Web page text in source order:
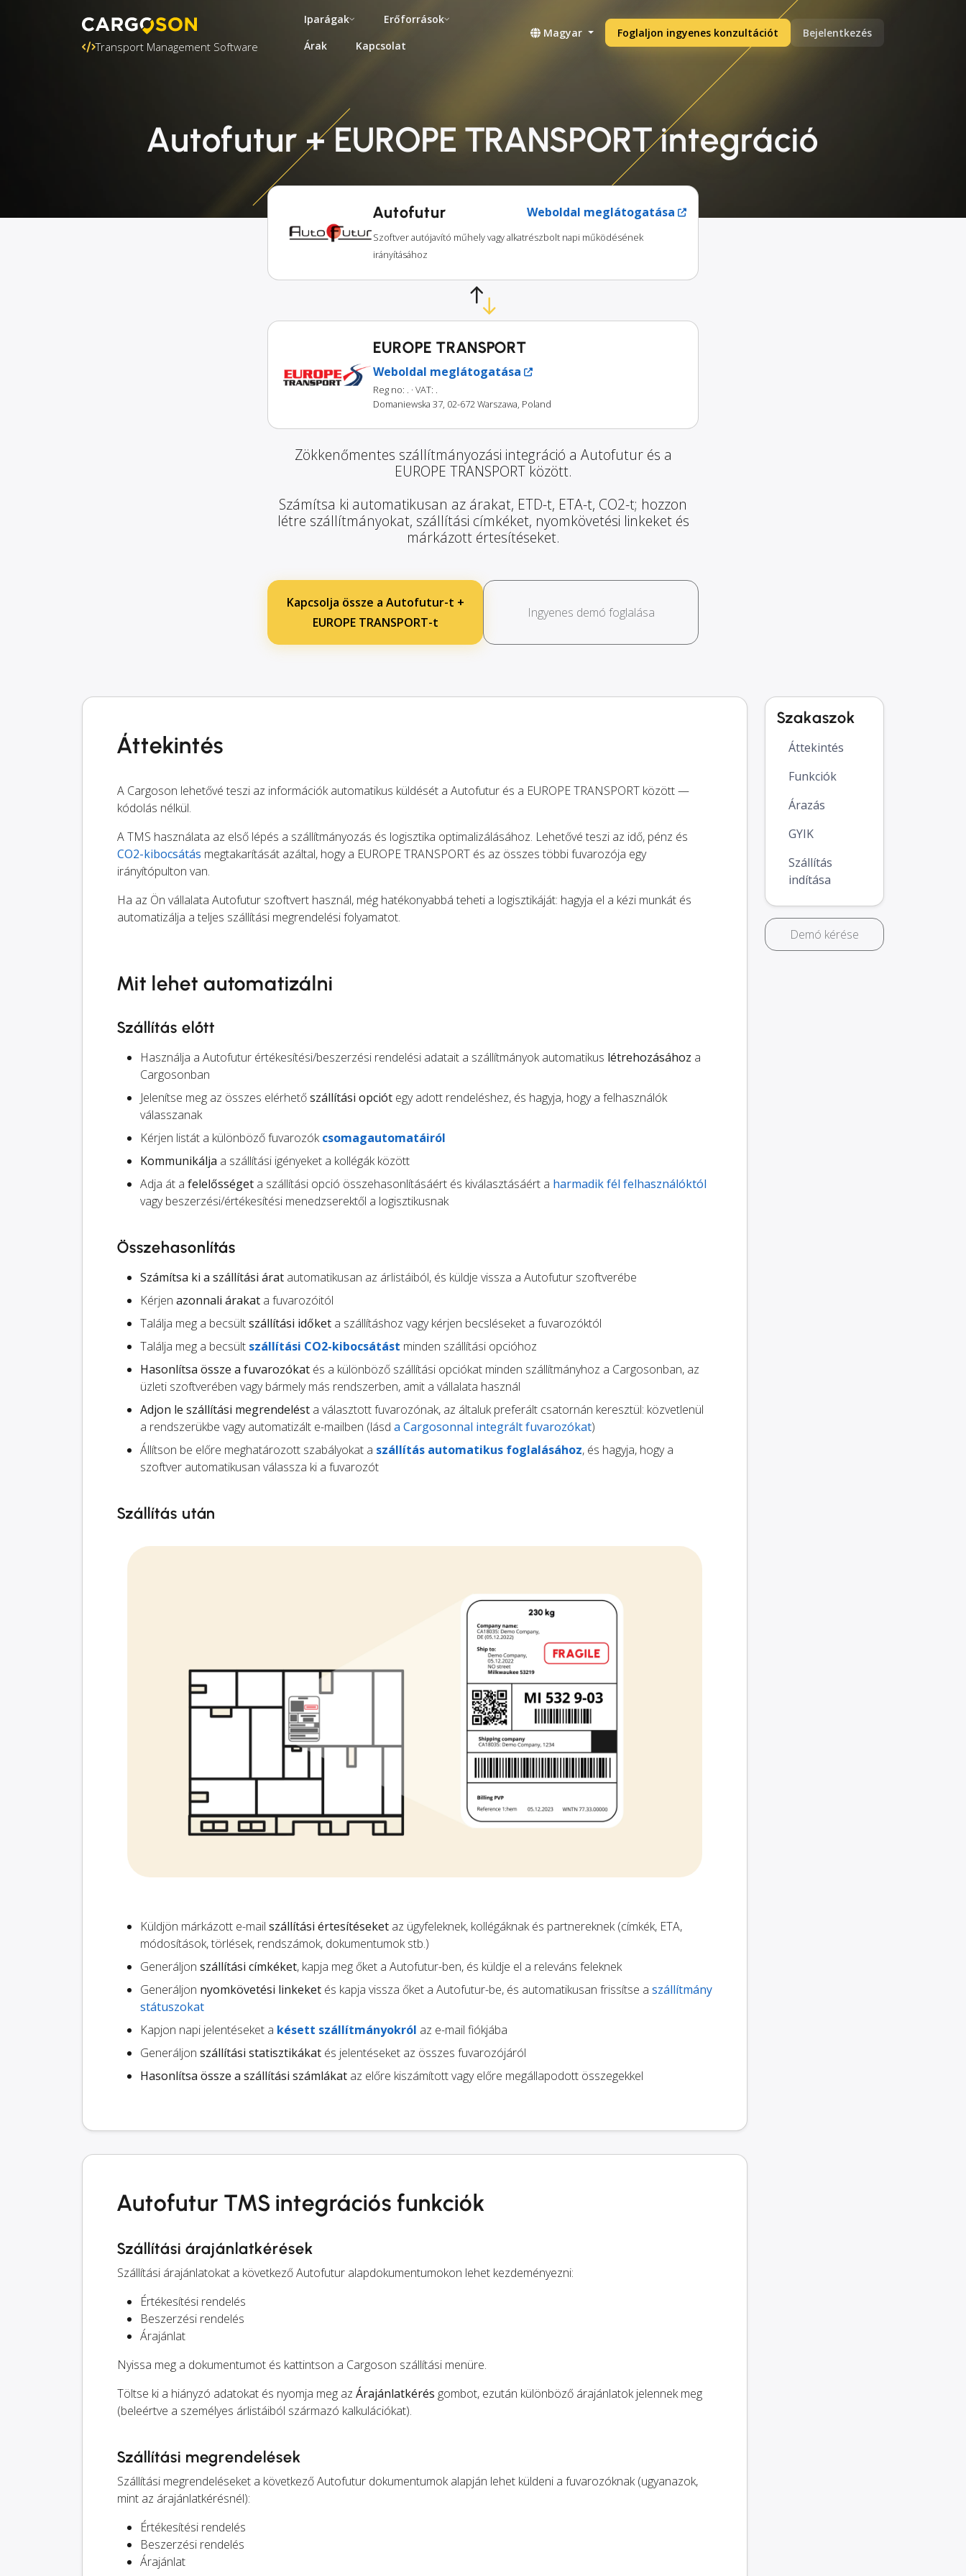
Transport Management Software
Iparágak
Erőforrások
Árak
Kapcsolat
Magyar Foglaljon ingyenes konzultációt Bejelentkezés
Autofutur + EUROPE TRANSPORT integráció
Autofutur Weboldal meglátogatása
Szoftver autójavító műhely vagy alkatrészbolt napi működésének
irányításához
EUROPE TRANSPORT
Weboldal meglátogatása
Reg no: . · VAT: .
Domaniewska 37, 02-672 Warszawa, Poland
Zökkenőmentes szállítmányozási integráció a Autofutur és a
EUROPE TRANSPORT között.
Számítsa ki automatikusan az árakat, ETD-t, ETA-t, CO2-t; hozzon
létre szállítmányokat, szállítási címkéket, nyomkövetési linkeket és
márkázott értesítéseket.
Kapcsolja össze a Autofutur-t +
EUROPE TRANSPORT-t
Ingyenes demó foglalása
Áttekintés
A Cargoson lehetővé teszi az információk automatikus küldését a Autofutur és a EUROPE TRANSPORT között —
kódolás nélkül.
A TMS használata az első lépés a szállítmányozás és logisztika optimalizálásához. Lehetővé teszi az idő, pénz és
CO2-kibocsátás megtakarítását azáltal, hogy a EUROPE TRANSPORT és az összes többi fuvarozója egy
irányítópulton van.
Ha az Ön vállalata Autofutur szoftvert használ, még hatékonyabbá teheti a logisztikáját: hagyja el a kézi munkát és
automatizálja a teljes szállítási megrendelési folyamatot.
Mit lehet automatizálni
Szállítás előtt
Használja a Autofutur értékesítési/beszerzési rendelési adatait a szállítmányok automatikus létrehozásához a
Cargosonban
Jelenítse meg az összes elérhetőszállítási opciót egy adott rendeléshez, és hagyja, hogy a felhasználók
válasszanak
Kérjen listát a különböző fuvarozókcsomagautomatáiról
Kommunikálja a szállítási igényeket a kollégák között
Adja át a felelősséget a szállítási opció összehasonlításáért és kiválasztásáért a harmadik fél felhasználóktól
vagy beszerzési/értékesítési menedzserektől a logisztikusnak
Összehasonlítás
Számítsa ki a szállítási árat automatikusan az árlistáiból, és küldje vissza a Autofutur szoftverébe
Kérjen azonnali árakat a fuvarozóitól
Találja meg a becsültszállítási időket a szállításhoz vagy kérjen becsléseket a fuvarozóktól
Találja meg a becsült szállítási CO2-kibocsátást minden szállítási opcióhoz
Hasonlítsa össze a fuvarozókat és a különböző szállítási opciókat minden szállítmányhoz a Cargosonban, az
üzleti szoftverében vagy bármely más rendszerben, amit a vállalata használ
Adjon le szállítási megrendelést a választott fuvarozónak, az általuk preferált csatornán keresztül: közvetlenül
a rendszerükbe vagy automatizált e-mailben (lásd a Cargosonnal integrált fuvarozókat)
Állítson be előre meghatározott szabályokat a szállítás automatikus foglalásához, és hagyja, hogy a
szoftver automatikusan válassza ki a fuvarozót
Szállítás után
Küldjön márkázott e-mail szállítási értesítéseket az ügyfeleknek, kollégáknak és partnereknek (címkék, ETA,
módosítások, törlések, rendszámok, dokumentumok stb.)
Generáljon szállítási címkéket, kapja meg őket a Autofutur-ben, és küldje el a releváns feleknek
Generáljon nyomkövetési linkeket és kapja vissza őket a Autofutur-be, és automatikusan frissítse a szállítmány
státuszokat
Kapjon napi jelentéseket a késett szállítmányokról az e-mail fiókjába
Generáljon szállítási statisztikákat és jelentéseket az összes fuvarozójáról
Hasonlítsa össze a szállítási számlákat az előre kiszámított vagy előre megállapodott összegekkel
Autofutur TMS integrációs funkciók
Szállítási árajánlatkérések
Szállítási árajánlatokat a következő Autofutur alapdokumentumokon lehet kezdeményezni:
Értékesítési rendelés
Beszerzési rendelés
Árajánlat
Nyissa meg a dokumentumot és kattintson a Cargoson szállítási menüre.
Töltse ki a hiányzó adatokat és nyomja meg az Árajánlatkérés gombot, ezután különböző árajánlatok jelennek meg
(beleértve a személyes árlistáiból származó kalkulációkat).
Szállítási megrendelések
Szállítási megrendeléseket a következő Autofutur dokumentumok alapján lehet küldeni a fuvarozóknak (ugyanazok,
mint az árajánlatkérésnél):
Értékesítési rendelés
Beszerzési rendelés
Árajánlat
Szakaszok
Áttekintés
Funkciók
Árazás
GYIK
Szállítás
indítása
Demó kérése